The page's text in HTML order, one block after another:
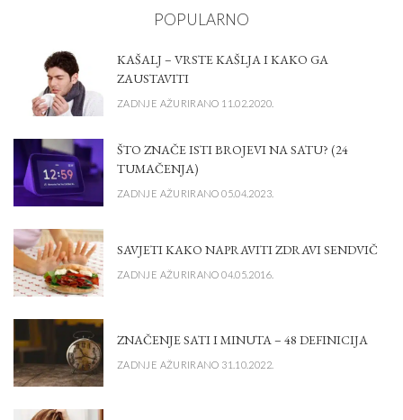
POPULARNO
KAŠALJ – VRSTE KAŠLJA I KAKO GA
ZAUSTAVITI
ZADNJE AŽURIRANO 11.02.2020.
ŠTO ZNAČE ISTI BROJEVI NA SATU? (24
TUMAČENJA)
ZADNJE AŽURIRANO 05.04.2023.
SAVJETI KAKO NAPRAVITI ZDRAVI SENDVIČ
ZADNJE AŽURIRANO 04.05.2016.
ZNAČENJE SATI I MINUTA – 48 DEFINICIJA
ZADNJE AŽURIRANO 31.10.2022.